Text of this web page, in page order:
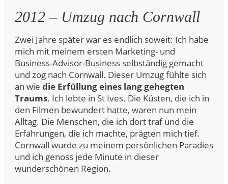
2012 – Umzug nach Cornwall
Zwei Jahre später war es endlich soweit: Ich habe
mich mit meinem ersten Marketing- und
Business-Advisor-Business selbständig gemacht
und zog nach Cornwall. Dieser Umzug fühlte sich
an wie die Erfüllung eines lang gehegten
Traums. Ich lebte in St Ives. Die Küsten, die ich in
den Filmen bewundert hatte, waren nun mein
Alltag. Die Menschen, die ich dort traf und die
Erfahrungen, die ich machte, prägten mich tief.
Cornwall wurde zu meinem persönlichen Paradies
und ich genoss jede Minute in dieser
wunderschönen Region.